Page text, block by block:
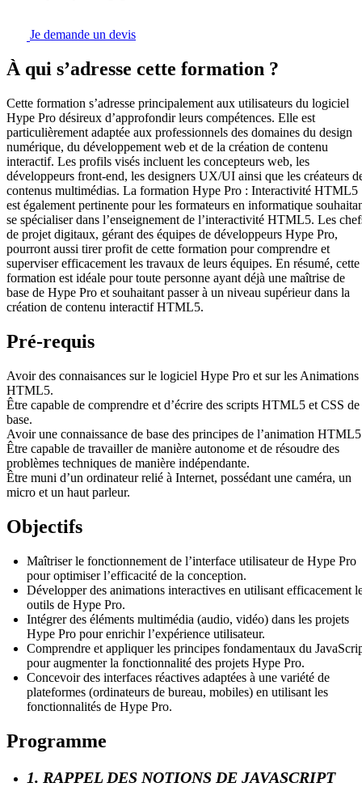
Je demande un devis
À qui s’adresse cette formation ?
Cette formation s’adresse principalement aux utilisateurs du logiciel
Hype Pro désireux d’approfondir leurs compétences. Elle est
particulièrement adaptée aux professionnels des domaines du design
numérique, du développement web et de la création de contenu
interactif. Les profils visés incluent les concepteurs web, les
développeurs front-end, les designers UX/UI ainsi que les créateurs
contenus multimédias. La formation Hype Pro : Interactivité HTML5
est également pertinente pour les formateurs en informatique
se spécialiser dans l’enseignement de l’interactivité HTML5. Les
de projet digitaux, gérant des équipes de développeurs Hype Pro,
pourront aussi tirer profit de cette formation pour comprendre et
superviser efficacement les travaux de leurs équipes. En résumé, cette
formation est idéale pour toute personne ayant déjà une maîtrise de
base de Hype Pro et souhaitant passer à un niveau supérieur dans la
création de contenu interactif HTML5.
Pré-requis
Avoir des connaisances sur le logiciel Hype Pro et sur les Animations
HTML5.
Être capable de comprendre et d’écrire des scripts HTML5 et CSS de
base.
Avoir une connaissance de base des principes de l’animation
Être capable de travailler de manière autonome et de résoudre des
problèmes techniques de manière indépendante.
Être muni d’un ordinateur relié à Internet, possédant une caméra, un
micro et un haut parleur.
Objectifs
Maîtriser le fonctionnement de l’interface utilisateur de Hype Pro
pour optimiser l’efficacité de la conception.
Développer des animations interactives en utilisant efficacement
outils de Hype Pro.
Intégrer des éléments multimédia (audio, vidéo) dans les projets
Hype Pro pour enrichir l’expérience utilisateur.
Comprendre et appliquer les principes fondamentaux du
pour augmenter la fonctionnalité des projets Hype Pro.
Concevoir des interfaces réactives adaptées à une variété de
plateformes (ordinateurs de bureau, mobiles) en utilisant les
fonctionnalités de Hype Pro.
Programme
1. RAPPEL DES NOTIONS DE JAVASCRIPT